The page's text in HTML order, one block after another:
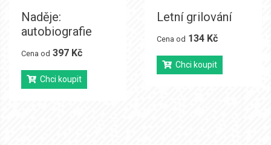
Naděje:
autobiografie
Cena od 397 Kč
Chci koupit
Letní grilování
Cena od 134 Kč
Chci koupit